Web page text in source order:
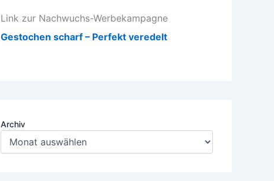
Link zur Nachwuchs-Werbekampagne
Gestochen scharf – Perfekt veredelt
Archiv